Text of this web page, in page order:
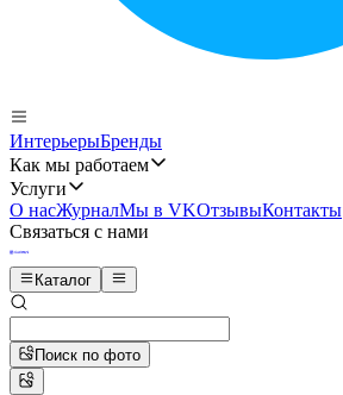
ИнтерьерыБренды
Как мы работаем
Услуги
О насЖурналМы в VKОтзывыКонтакты
Связаться с нами
Каталог
Поиск по фото